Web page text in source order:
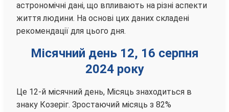
астрономічні дані, що впливають на різні аспекти
життя людини. На основі цих даних складені
рекомендації для цього дня.
Місячний день 12, 16 серпня
2024 року
Це 12-й місячний день, Місяць знаходиться в
знаку Козеріг. Зростаючий місяць з 82%